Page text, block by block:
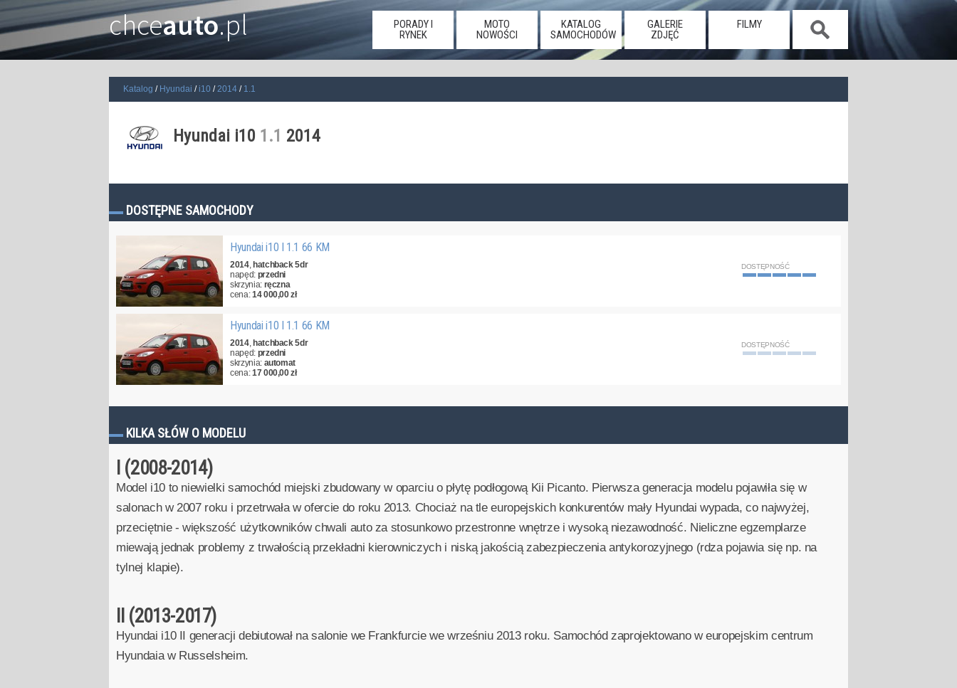
chceauto.pl
PORADY I
RYNEK
MOTO
NOWOŚCI
KATALOG
SAMOCHODÓW
GALERIE
ZDJĘĆ
FILMY
Katalog Hyundai i10 2014 1.1
Hyundai i10 1.1 2014
DOSTĘPNE SAMOCHODY
Hyundai i10 I 1.1 66 KM
2014, hatchback 5dr
napęd: przedni
skrzynia: ręczna
cena:14 000,00 zł
DOSTĘPNOŚĆ
Hyundai i10 I 1.1 66 KM
2014, hatchback 5dr
napęd: przedni
skrzynia: automat
cena:17 000,00 zł
DOSTĘPNOŚĆ
KILKA SŁÓW O MODELU
I (2008-2014)
Model i10 to niewielki samochód miejski zbudowany w oparciu o płytę podłogową Kii Picanto. Pierwsza generacja modelu pojawiła się w
salonach w 2007 roku i przetrwała w ofercie do roku 2013. Chociaż na tle europejskich konkurentów mały Hyundai wypada, co najwyżej,
przeciętnie - większość użytkowników chwali auto za stosunkowo przestronne wnętrze i wysoką niezawodność. Nieliczne egzemplarze
miewają jednak problemy z trwałością przekładni kierowniczych i niską jakością zabezpieczenia antykorozyjnego (rdza pojawia się np. na
tylnej klapie).
II (2013-2017)
Hyundai i10 II generacji debiutował na salonie we Frankfurcie we wrześniu 2013 roku. Samochód zaprojektowano w europejskim centrum
Hyundaia w Russelsheim.